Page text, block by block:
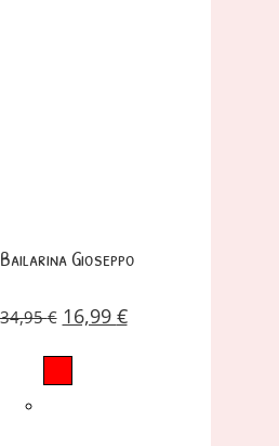
Bailarina Gioseppo
34,95€ 16,99 €